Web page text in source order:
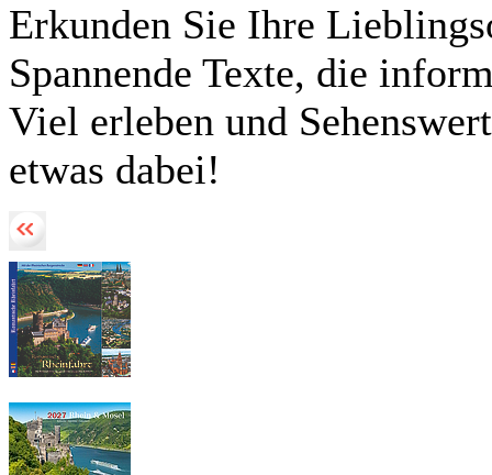
Erkunden Sie Ihre
Spannende Texte, die
Viel erleben und
etwas dabei!